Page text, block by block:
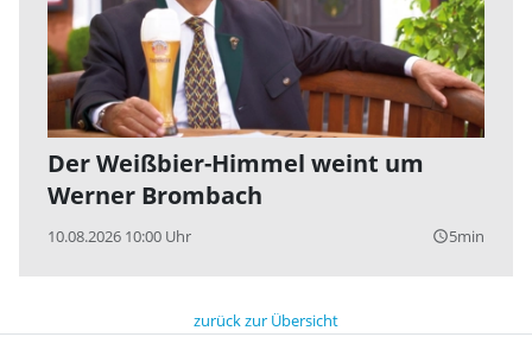
Der Weißbier-Himmel weint um
Werner Brombach
10.08.2026 10:00 Uhr query_builder5min
zurück zur Übersicht